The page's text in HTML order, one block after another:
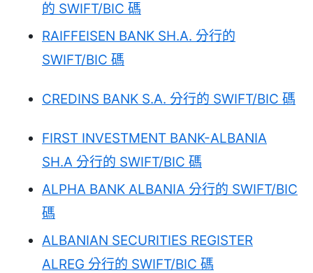
的 SWIFT/BIC 碼
RAIFFEISEN BANK SH.A. 分行的
SWIFT/BIC 碼
CREDINS BANK S.A. 分行的 SWIFT/BIC 碼
FIRST INVESTMENT BANK-ALBANIA
SH.A 分行的 SWIFT/BIC 碼
ALPHA BANK ALBANIA 分行的 SWIFT/BIC
碼
ALBANIAN SECURITIES REGISTER
ALREG 分行的 SWIFT/BIC 碼